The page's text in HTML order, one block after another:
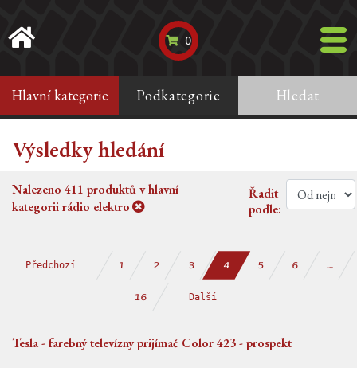
0
Hlavní kategorie Podkategorie Hledat
Výsledky hledání
Nalezeno 411 produktů v hlavní
kategoriirádio elektro
Řadit
podle:
Předchozí 1 2 3 4 5 6 …
16 Další
Tesla - farebný televízny prijímač Color 423 - prospekt